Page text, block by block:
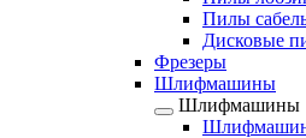
Пилы
Дисковые
Фрезеры
Шлифмашины
Шлифмашины